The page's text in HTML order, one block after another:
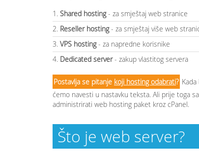
1. Shared hosting- za smještaj web stranice
2. Reseller hosting- za smještaj više web
3. VPS hosting- za napredne korisnike
4. Dedicated server- zakup vlastitog servera
Postavlja se pitanje koji hosting odabrati?
ćemo navesti u nastavku teksta. Ali prije toga
administrirati web hosting paket kroz cPanel.
Što je web server?